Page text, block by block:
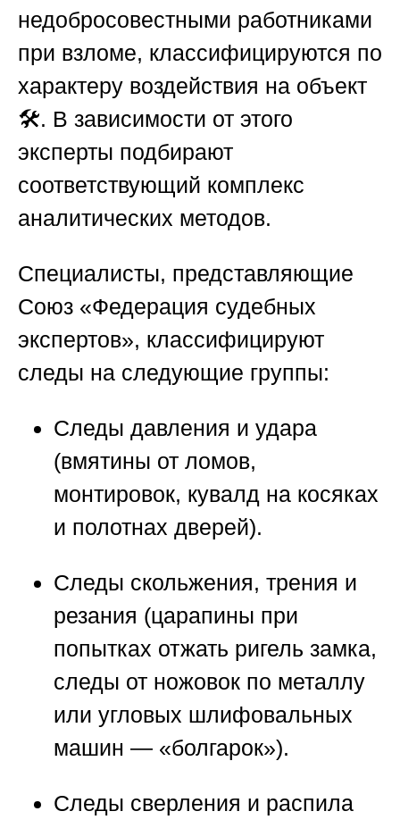
недобросовестными работниками
при взломе, классифицируются по
характеру воздействия на объект
🛠️. В зависимости от этого
эксперты подбирают
соответствующий комплекс
аналитических методов.
Специалисты, представляющие
Союз «Федерация судебных
экспертов», классифицируют
следы на следующие группы:
Следы давления и удара
(вмятины от ломов,
монтировок, кувалд на косяках
и полотнах дверей).
Следы скольжения, трения и
резания (царапины при
попытках отжать ригель замка,
следы от ножовок по металлу
или угловых шлифовальных
машин — «болгарок»).
Следы сверления и распила